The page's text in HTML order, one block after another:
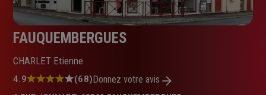
FAUQUEMBERGUES
CHARLET Etienne
Note
4.9 (68)Donnez votre avis